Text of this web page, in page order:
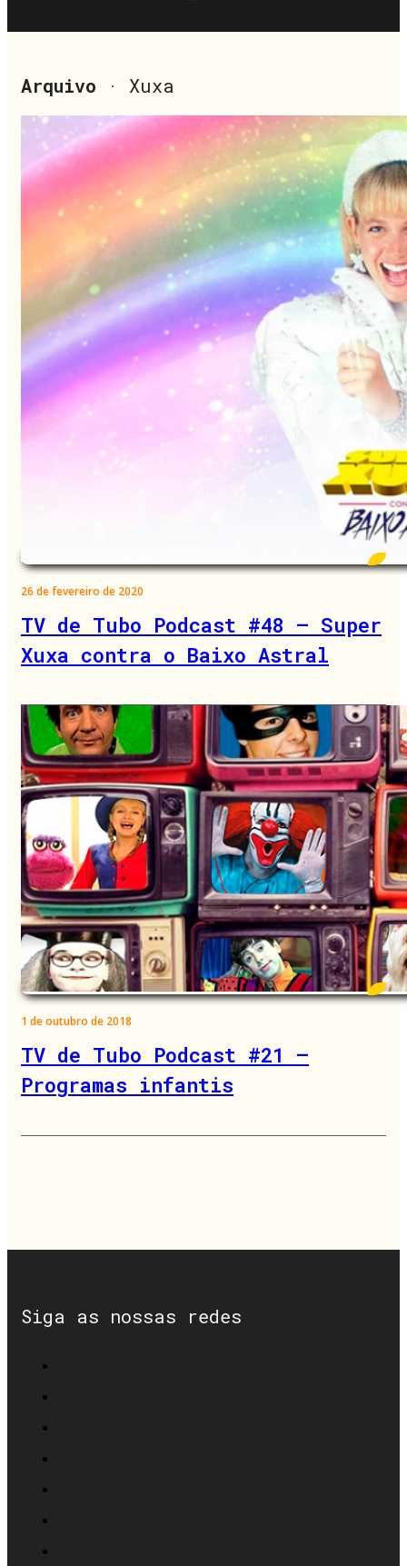
Arquivo · Xuxa
26 de fevereiro de 2020
TV de Tubo Podcast #48 – Super
Xuxa contra o Baixo Astral
1 de outubro de 2018
TV de Tubo Podcast #21 –
Programas infantis
Siga as nossas redes